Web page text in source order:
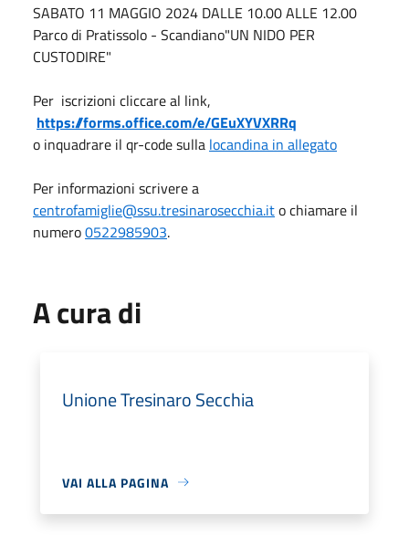
SABATO 11 MAGGIO 2024 DALLE 10.00 ALLE 12.00
Parco di Pratissolo - Scandiano"UN NIDO PER
CUSTODIRE"
Per iscrizioni cliccare al link,
https://forms.office.com/e/GEuXYVXRRq
o inquadrare il qr-code sulla locandina in allegato
Per informazioni scrivere a
centrofamiglie@ssu.tresinarosecchia.ito chiamare il
numero0522985903.
A cura di
Unione Tresinaro Secchia
VAI ALLA PAGINA